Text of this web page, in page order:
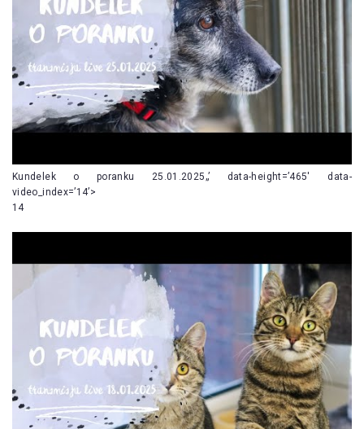
Kundelek o poranku 25.01.2025„’ data-height=’465′ data-
video_index=’14’>
14